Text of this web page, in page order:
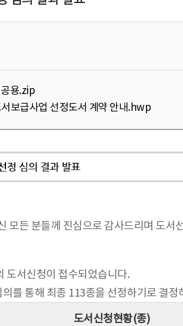
용.zip
보급사업 선정도서 계약 안내.hwp
모든 분들께 진심으로 감사드리며 도서
도서신청이 접수되었습니다.
를 통해 최종 113종을 선정하기로 결정
도서신청현황(종)